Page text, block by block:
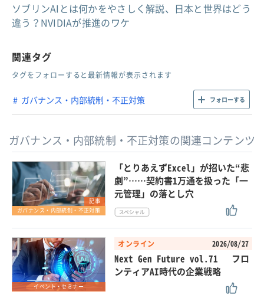
ソブリンAIとは何かをやさしく解説、日本と世界はどう
違う？NVIDIAが推進のワケ
関連タグ
タグをフォローすると最新情報が表示されます
ガバナンス・内部統制・不正対策 フォローする
ガバナンス・内部統制・不正対策の関連コンテンツ
記事
ガバナンス・内部統制・不正対策
「とりあえずExcel」が招いた“悲
劇”……契約書1万通を扱った「一
元管理」の落とし穴
イベント・セミナー
オンライン 2026/08/27
Next Gen Future vol.71 フロ
ンティアAI時代の企業戦略